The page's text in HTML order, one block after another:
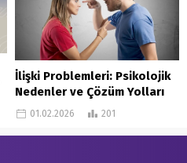
İlişki Problemleri: Psikolojik
Nedenler ve Çözüm Yolları
01.02.2026 201